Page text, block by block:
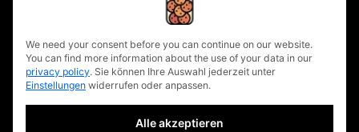
dit
Lea Dähne
gaffer
Dominik Ramsteck
spark
Tobias Weberpals
privacy policy
We need your consent before you can continue on our website.
You can find more information about the use of your data in our
privacy policy. Sie können Ihre Auswahl jederzeit unter
Einstellungen widerrufen oder anpassen.
Alle akzeptieren